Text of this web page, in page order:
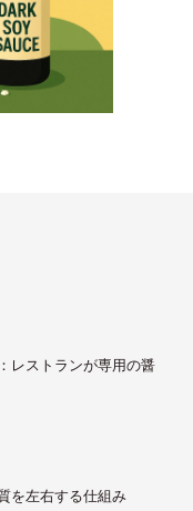
レストランが専用の醤
を左右する仕組み